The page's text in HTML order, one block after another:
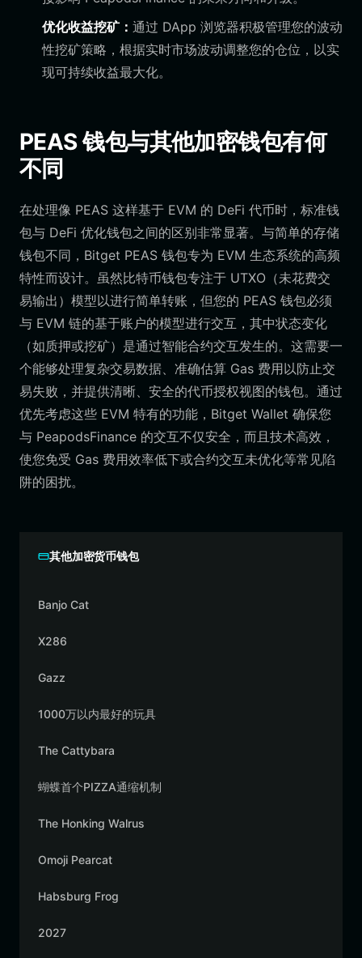
优化收益挖矿： 通过 DApp 浏览器积极管理您的波动
性挖矿策略，根据实时市场波动调整您的仓位，以实
现可持续收益最大化。
PEAS 钱包与其他加密钱包有何
不同
在处理像 PEAS 这样基于 EVM 的 DeFi 代币时，标准钱
包与 DeFi 优化钱包之间的区别非常显著。与简单的存储
钱包不同，Bitget PEAS 钱包专为 EVM 生态系统的高频
特性而设计。虽然比特币钱包专注于 UTXO（未花费交
易输出）模型以进行简单转账，但您的 PEAS 钱包必须
与 EVM 链的基于账户的模型进行交互，其中状态变化
（如质押或挖矿）是通过智能合约交互发生的。这需要一
个能够处理复杂交易数据、准确估算 Gas 费用以防止交
易失败，并提供清晰、安全的代币授权视图的钱包。通过
优先考虑这些 EVM 特有的功能，Bitget Wallet 确保您
与 PeapodsFinance 的交互不仅安全，而且技术高效，
使您免受 Gas 费用效率低下或合约交互未优化等常见陷
阱的困扰。
其他加密货币钱包
Banjo Cat
X286
Gazz
1000万以内最好的玩具
The Cattybara
蝴蝶首个PIZZA通缩机制
The Honking Walrus
Omoji Pearcat
Habsburg Frog
2027